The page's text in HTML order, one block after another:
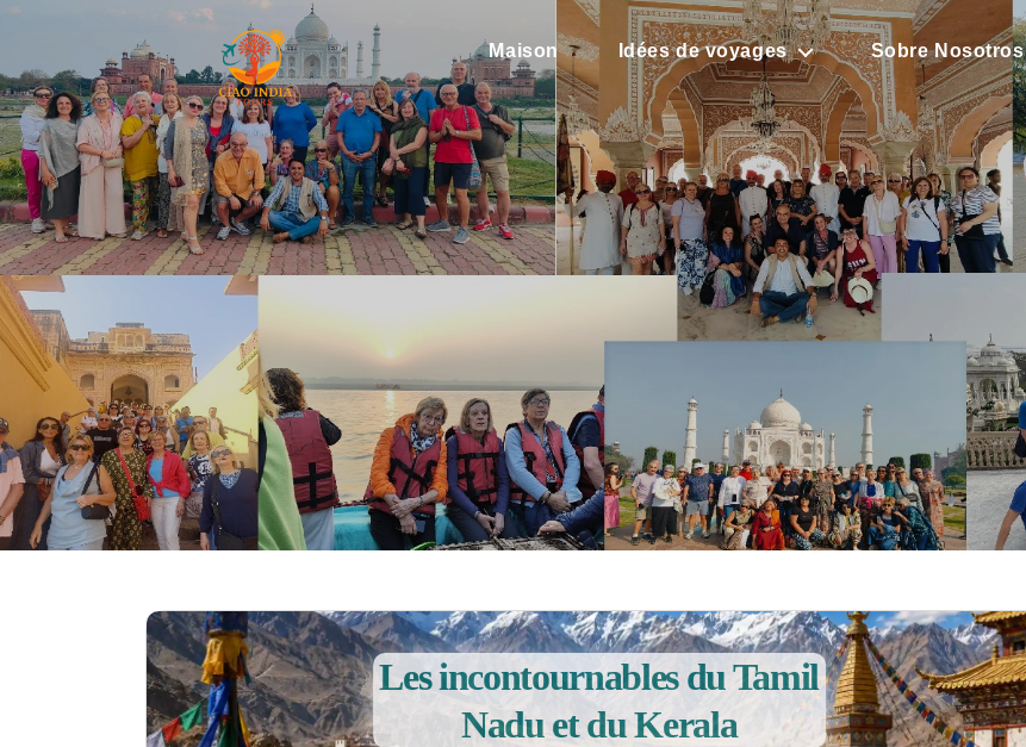
ciaoindiatours
Maison Idées de voyages Sobre Nosotros
Les incontournables du Tamil
Nadu et du Kerala